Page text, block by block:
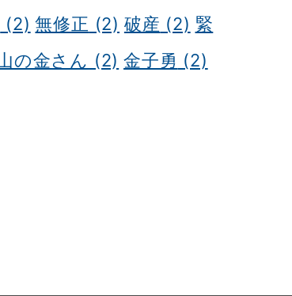
(2) 無修正 (2) 破産 (2) 緊
の金さん (2) 金子勇 (2)